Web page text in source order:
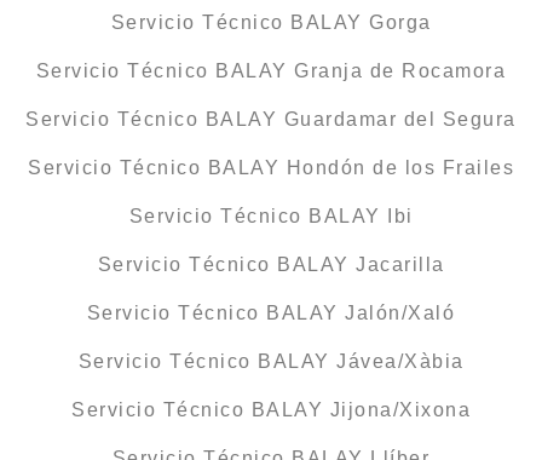
Servicio Técnico BALAY Gorga
Servicio Técnico BALAY Granja de Rocamora
Servicio Técnico BALAY Guardamar del Segura
Servicio Técnico BALAY Hondón de los Frailes
Servicio Técnico BALAY Ibi
Servicio Técnico BALAY Jacarilla
Servicio Técnico BALAY Jalón/Xaló
Servicio Técnico BALAY Jávea/Xàbia
Servicio Técnico BALAY Jijona/Xixona